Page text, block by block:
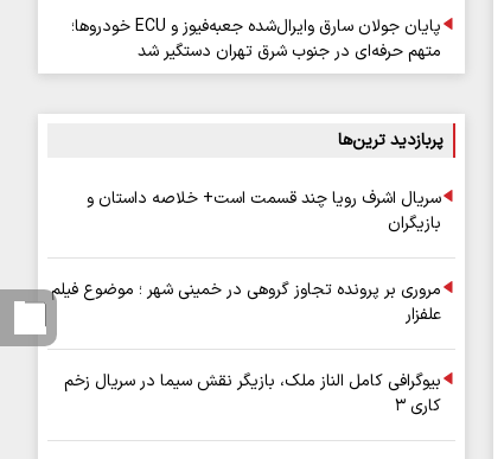
پایان جولان سارق وایرال‌شده جعبه‌فیوز و ECU خودروها؛
متهم حرفه‌ای در جنوب شرق تهران دستگیر شد
پربازدید ترین‌ها
سریال اشرف رویا چند قسمت است+ خلاصه داستان و
بازیگران
مروری بر پرونده تجاوز گروهی در خمینی شهر ؛ موضوع فیلم
علفزار
بیوگرافی کامل الناز ملک، بازیگر نقش سیما در سریال زخم
کاری ۳